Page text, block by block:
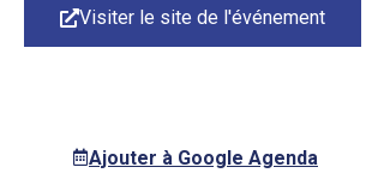
Visiter le site de l'événement
Ajouter à Google Agenda